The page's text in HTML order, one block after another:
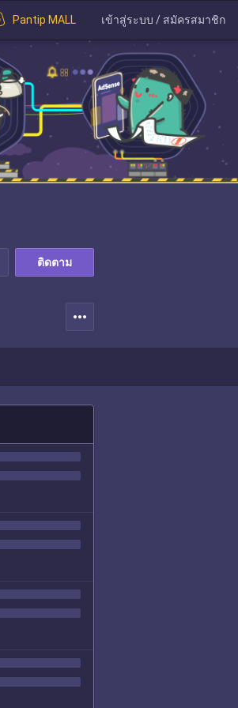
Pantip MALL เข้าสู่ระบบ / สมัครสมาชิก
ติดตาม
more_horiz